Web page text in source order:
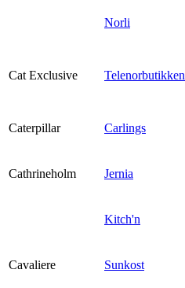
Norli
Cat Exclusive Telenorbutikken
Caterpillar Carlings
Cathrineholm Jernia
Kitch'n
Cavaliere Sunkost